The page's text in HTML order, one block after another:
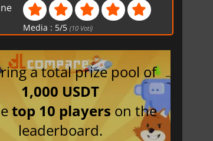
Media : 5/5 (10 Voti)
a total prize pool of
1,000 USDT
top 10 players on the
leaderboard.